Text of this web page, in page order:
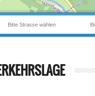
Bitte Strasse wählen